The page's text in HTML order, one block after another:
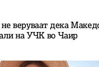
веруваат дека
на УЧК во Чаир